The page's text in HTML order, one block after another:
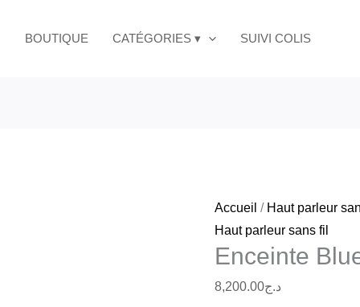
BOUTIQUE CATÉGORIES ▾ SUIVI COLIS
Accueil / Haut parleur
Haut parleur sans fil
Enceinte
د.ج8,200.00